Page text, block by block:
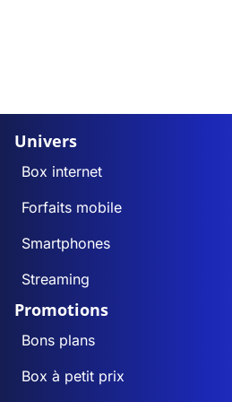
Univers
Box internet
Forfaits mobile
Smartphones
Streaming
Promotions
Bons plans
Box à petit prix